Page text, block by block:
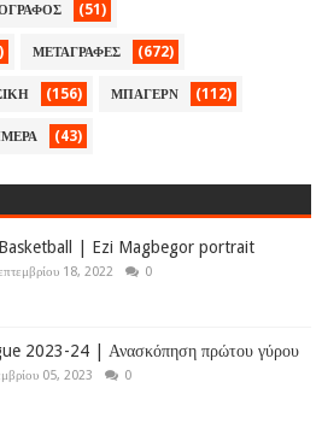
(51)
ΜΕΤΑΓΡΑΦΕΣ (672)
(156) ΜΠΑΓΕΡΝ (112)
(43)
| Ezi Magbegor portrait
18, 2022 0
2023-24 | Ανασκόπηση πρώτου γύρου
05, 2023 0